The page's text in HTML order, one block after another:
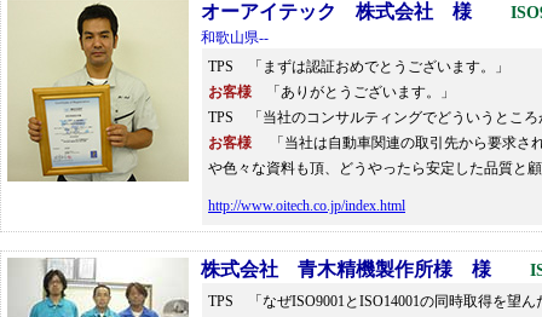
オーアイテック 株式会社 様
和歌山県--
TPS 「まずは認証おめでとうございます。」
お客様 「ありがとうございます。」
TPS 「当社のコンサルティングでどういうところ
お客様
「当社は自動車関連の取引先から要求さ
や色々な資料も頂、どうやったら安定した品
http://www.oitech.co.jp/index.html
株式会社 青木精機製作所様 様
TPS 「なぜISO9001とISO14001の同時取得を望ん